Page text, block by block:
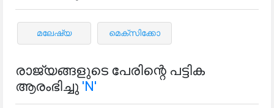
മലേഷ്യ മെക്സിക്കോ
രാജ്യങ്ങളുടെ പേരിന്റെ പട്ടിക
ആരംഭിച്ചു 'N'